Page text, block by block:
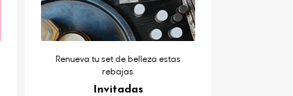
Renueva tu set de belleza estas
rebajas
Invitadas